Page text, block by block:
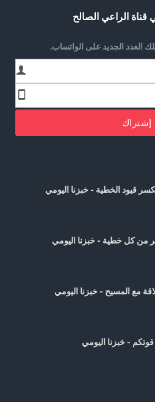
قناة الراعي الصالح
العدد الجديد على الواتساب.
إشتراك
قيود الخطية - خبزنا اليومي
من كل خطية - خبزنا اليومي
مع المسيح - خبزنا اليومي
- خبزنا اليومي